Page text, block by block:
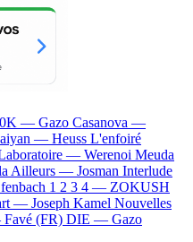
— Gazo Casanova —
— Heuss L'enfoiré
— Werenoi Meuda
Ailleurs — Josman Interlude
1 2 3 4 — ZOKUSH
— Joseph Kamel Nouvelles
Favé (FR) DIE — Gazo